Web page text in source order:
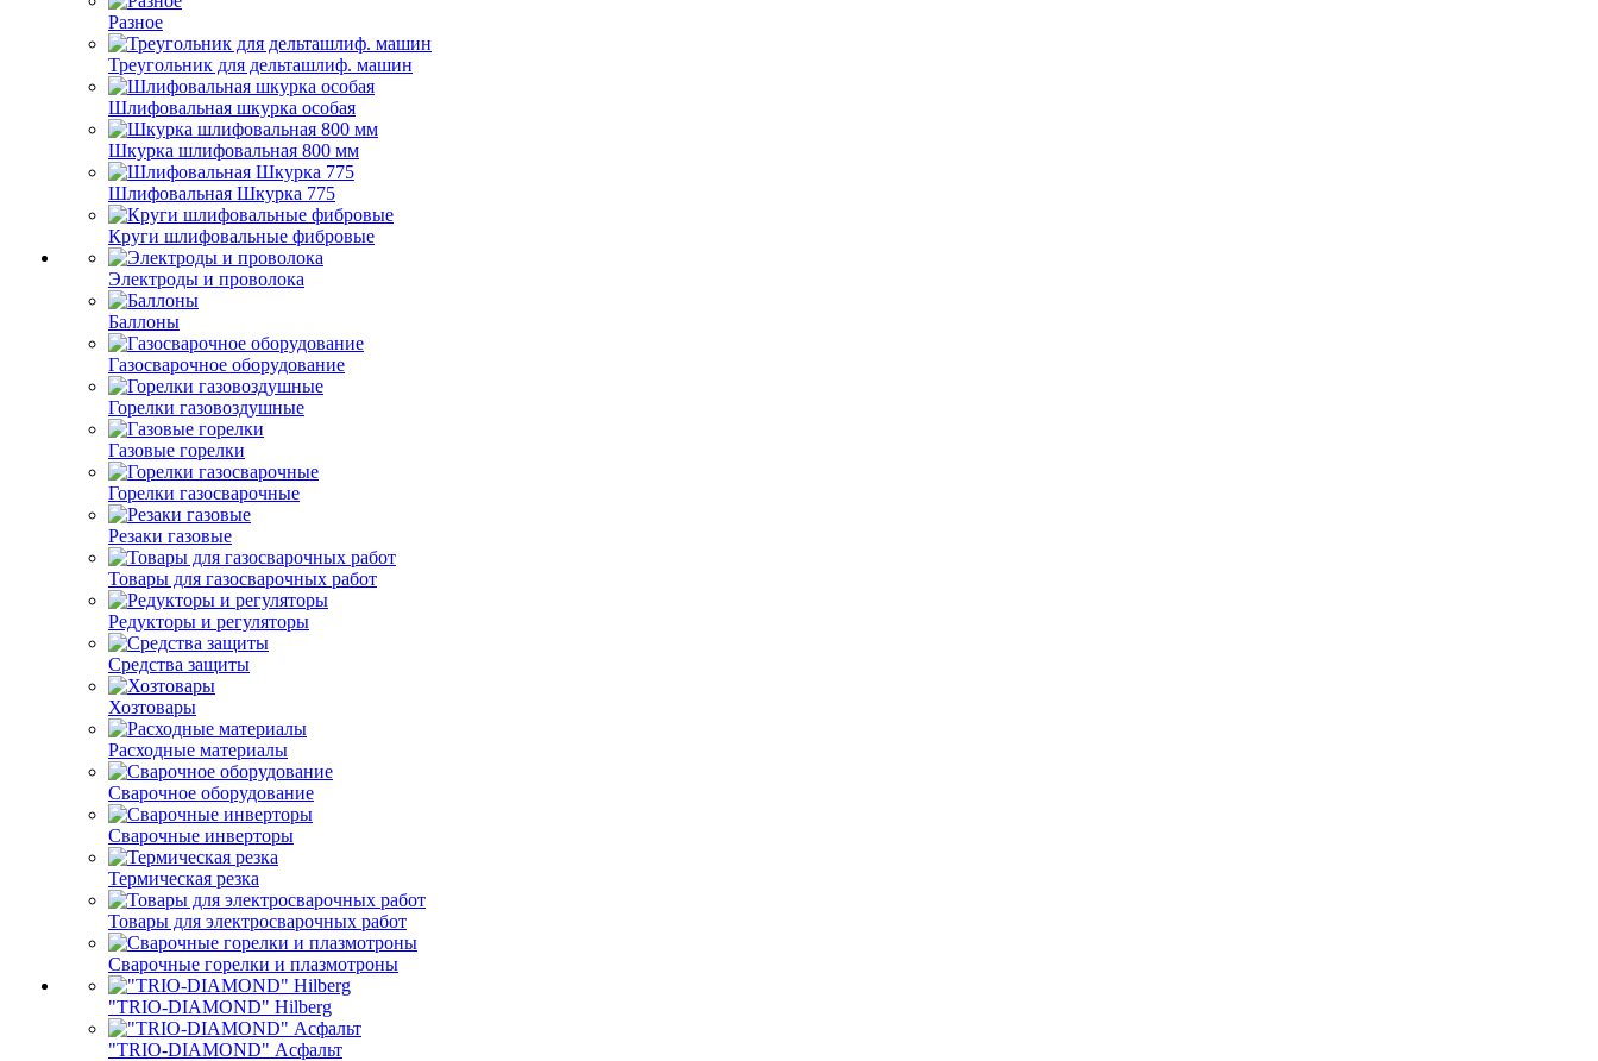
Разное
Треугольник для дельташлиф. машин
Шлифовальная шкурка особая
Шкурка шлифовальная 800 мм
Шлифовальная Шкурка 775
Круги шлифовальные фибровые
Электроды и проволока
Баллоны
Газосварочное оборудование
Горелки газовоздушные
Газовые горелки
Горелки газосварочные
Резаки газовые
Товары для газосварочных работ
Редукторы и регуляторы
Средства защиты
Хозтовары
Расходные материалы
Сварочное оборудование
Сварочные инверторы
Термическая резка
Товары для электросварочных работ
Сварочные горелки и плазмотроны
"TRIO-DIAMOND" Hilberg
"TRIO-DIAMOND" Асфальт